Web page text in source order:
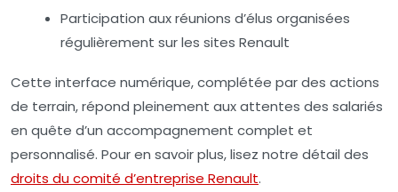
Participation aux réunions d’élus organisées
régulièrement sur les sites Renault
Cette interface numérique, complétée par des actions
de terrain, répond pleinement aux attentes des salariés
en quête d’un accompagnement complet et
personnalisé. Pour en savoir plus, lisez notre détail des
droits du comité d’entreprise Renault.